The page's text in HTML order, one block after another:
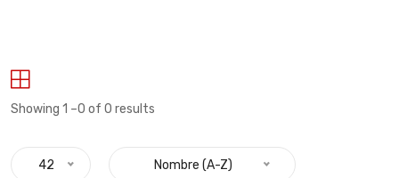
Showing 1 –0 of 0 results
42 Nombre (A-Z)